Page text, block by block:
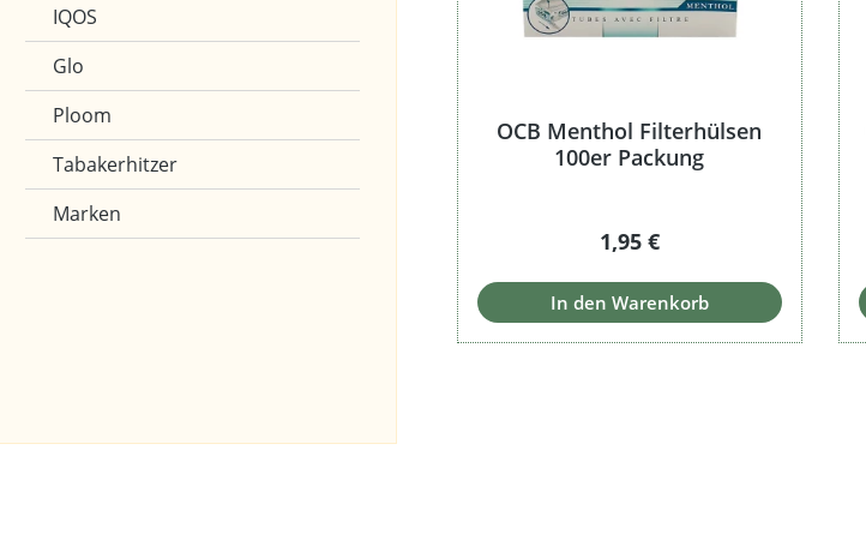
IQOS
Glo
Ploom
Tabakerhitzer
Marken
OCB Menthol Filterhülsen
100er Packung
Regulärer Preis:
1,95 €
In den Warenkorb